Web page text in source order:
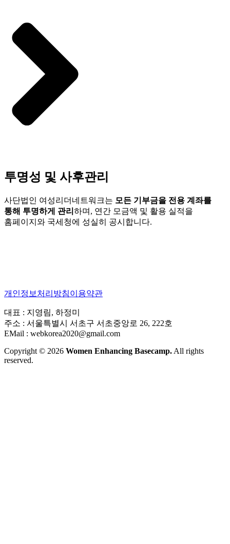
투명성 및 사후관리
사단법인 여성리더네트워크는 모든 기부금을 전용 계좌를
통해 투명하게 관리 하며, 연간 모금액 및 활용 실적을
홈페이지와 국세청에 성실히 공시합니다.
개인정보처리방침이용약관
대표 : 지영림, 하정미
주소 : 서울특별시 서초구 서초중앙로 26, 222호
EMail : webkorea2020@gmail.com
Copyright © 2026 Women Enhancing Basecamp. All rights
reserved.